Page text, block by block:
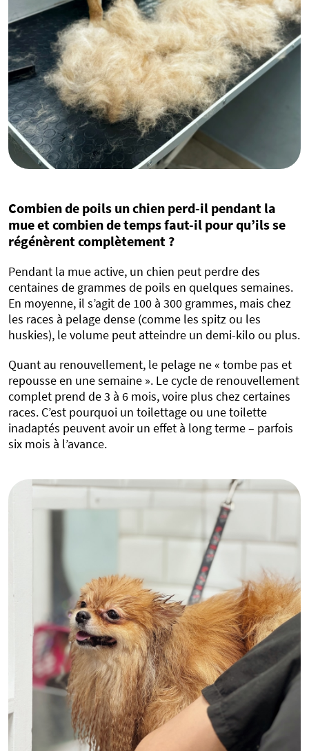
Combien de poils un chien perd-il pendant la
mue et combien de temps faut-il pour qu’ils se
régénèrent complètement ?
Pendant la mue active, un chien peut perdre des
centaines de grammes de poils en quelques semaines.
En moyenne, il s’agit de 100 à 300 grammes, mais chez
les races à pelage dense (comme les spitz ou les
huskies), le volume peut atteindre un demi-kilo ou plus.
Quant au renouvellement, le pelage ne « tombe pas et
repousse en une semaine ». Le cycle de renouvellement
complet prend de 3 à 6 mois, voire plus chez certaines
races. C’est pourquoi un toilettage ou une toilette
inadaptés peuvent avoir un effet à long terme – parfois
six mois à l’avance.